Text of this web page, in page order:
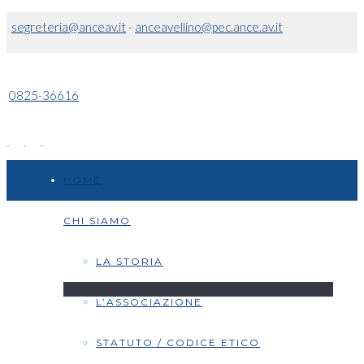
segreteria@anceav.it- anceavellino@pec.ance.av.it
0825-36616
CHI SIAMO
LA STORIA
L’ASSOCIAZIONE
STATUTO / CODICE ETICO